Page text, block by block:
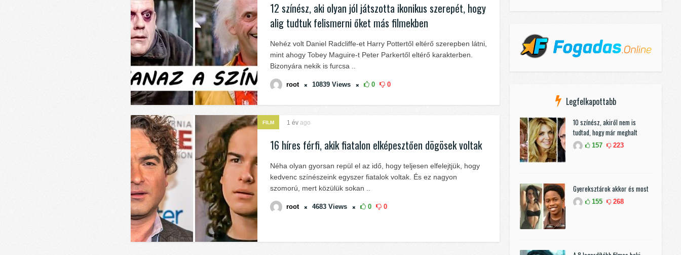
12 színész, aki olyan jól játszotta ikonikus szerepét, hogy
alig tudtuk felismerni őket más filmekben
Nehéz volt Daniel Radcliffe-et Harry Pottertől eltérő szerepben látni,
mint ahogy Tobey Maguire-t Peter Parkertől eltérő karakterben.
Bizonyára nekik is furcsa ..
root 10839 Views 0 0
FILM 1 év ago
16 híres férfi, akik fiatalon elképesztően dögösek voltak
Néha olyan gyorsan repül el az idő, hogy teljesen elfelejtjük, hogy
kedvenc színészeink egyszer fiatalok voltak. És ez nagyon
szomorú, mert közülük sokan ..
root 4683 Views 0 0
Legfelkapottabb
10 színész, akiről nem is
tudtad, hogy már meghalt
157 223
Gyereksztárok akkor és most
155 268